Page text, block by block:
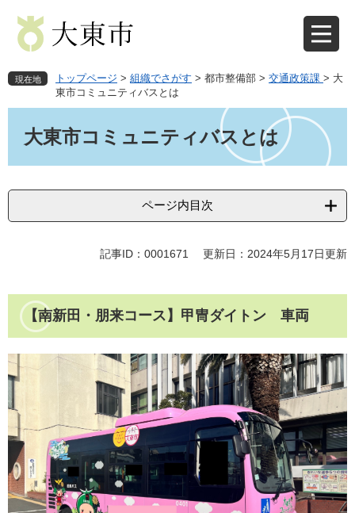
先
で
を
ば
へ
現在地 トップページ > 組織でさがす > 都市整備部 > 交通政策課 > 大
東市コミュニティバスとは
大東市コミュニティバスとは
ページ内目次
記事ID：0001671 更新日：2024年5月17日更新
【南新田・朋来コース】甲冑ダイトン 車両